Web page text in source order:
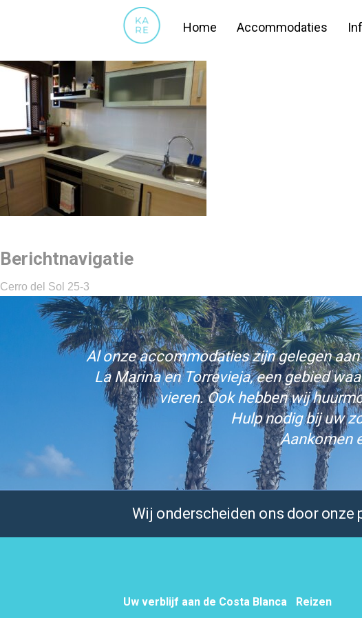
Home Accommodaties
Berichtnavigatie
Cerro del Sol 25-3
Al onze accommodaties zijn gelegen
La Marina en Torrevieja, een gebied
vieren. Ook hebben wij
Hulp nodig bij uw
Aankomen
Wij onderscheiden ons door
Uw verblijf aan de Costa Blanca Reizen